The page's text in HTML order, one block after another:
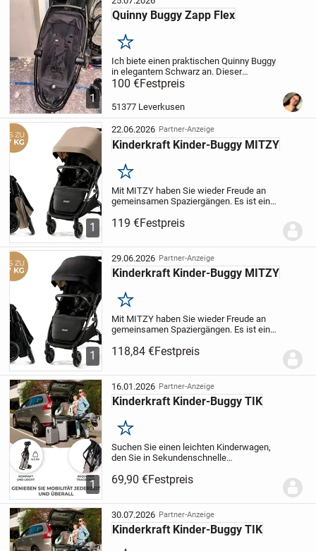
1
Quinny Buggy Zapp Flex
Merken
Ich biete einen praktischen Quinny Buggy
in elegantem Schwarz an. Dieser
Kinderwagen ist ideal für den Alltag und
bietet deinem Kind Komfort und
Sicherheit.Robustes Gestell in
100 €Festpreis
51377 Leverkusen
1
22.06.2026 Partner-Anzeige
Kinderkraft Kinder-Buggy MITZY
Merken
Mit MITZY haben Sie wieder Freude an
gemeinsamen Spaziergängen. Es ist ein
Funktionalität, Leichtigkeit und
Anpassung an Kind und Eltern begeistert.
119 €Festpreis
1
29.06.2026 Partner-Anzeige
Kinderkraft Kinder-Buggy MITZY
Merken
Mit MITZY haben Sie wieder Freude an
gemeinsamen Spaziergängen. Es ist ein
Funktionalität, Leichtigkeit und
118,84 €Festpreis
1
16.01.2026 Partner-Anzeige
Kinderkraft Kinder-Buggy TIK
Merken
Suchen Sie einen leichten Kinderwagen,
den Sie in Sekundenschnelle
nehmen können? Hier ist der kompakte
69,90 €Festpreis
30.07.2026 Partner-Anzeige
Kinderkraft Kinder-Buggy TIK